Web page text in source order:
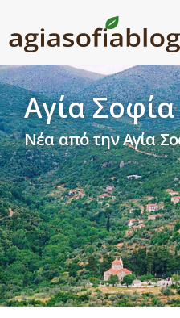
Αγία
Νέα από την Αγία